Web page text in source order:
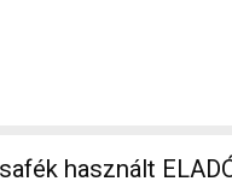
használt